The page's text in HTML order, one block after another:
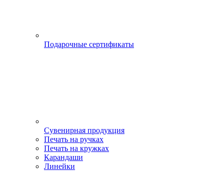
Подарочные сертификаты
Сувенирная продукция
Печать на ручках
Печать на кружках
Карандаши
Линейки